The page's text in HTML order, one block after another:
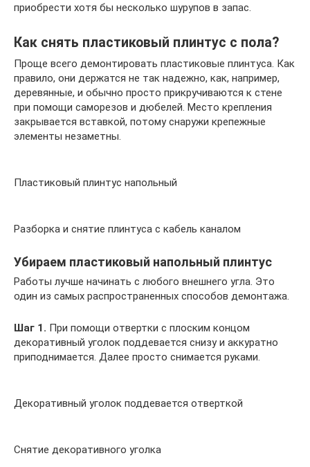
приобрести хотя бы несколько шурупов в запас.
Как снять пластиковый плинтус с пола?
Проще всего демонтировать пластиковые плинтуса. Как
правило, они держатся не так надежно, как, например,
деревянные, и обычно просто прикручиваются к стене
при помощи саморезов и дюбелей. Место крепления
закрывается вставкой, потому снаружи крепежные
элементы незаметны.
Пластиковый плинтус напольный
Разборка и снятие плинтуса с кабель каналом
Убираем пластиковый напольный плинтус
Работы лучше начинать с любого внешнего угла. Это
один из самых распространенных способов демонтажа.
Шаг 1. При помощи отвертки с плоским концом
декоративный уголок поддевается снизу и аккуратно
приподнимается. Далее просто снимается руками.
Декоративный уголок поддевается отверткой
Снятие декоративного уголка